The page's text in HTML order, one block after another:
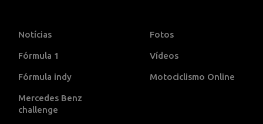
Notícias
Fórmula 1
Fórmula indy
Mercedes Benz
challenge
Fotos
Vídeos
Motociclismo Online